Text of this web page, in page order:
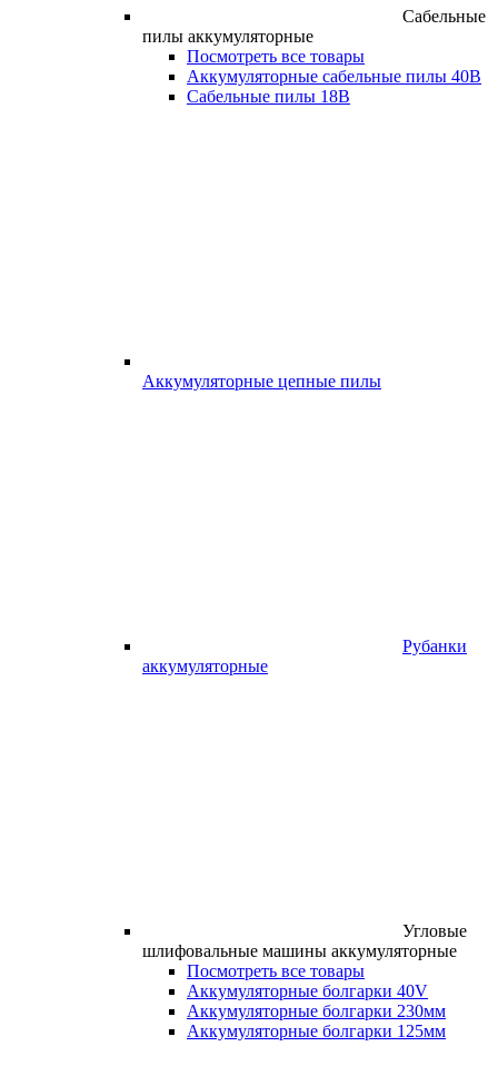
Сабельные
пилы аккумуляторные
Посмотреть все товары
Аккумуляторные сабельные пилы 40В
Сабельные пилы 18В
Аккумуляторные цепные пилы
Рубанки
аккумуляторные
Угловые
шлифовальные машины аккумуляторные
Посмотреть все товары
Аккумуляторные болгарки 40V
Аккумуляторные болгарки 230мм
Аккумуляторные болгарки 125мм